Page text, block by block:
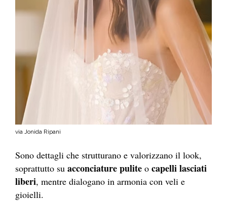
via Jonida Ripani
Sono dettagli che strutturano e valorizzano il look,
soprattutto su acconciaturepulite o capelli lasciati
liberi, mentre dialogano in armonia con veli e
gioielli.